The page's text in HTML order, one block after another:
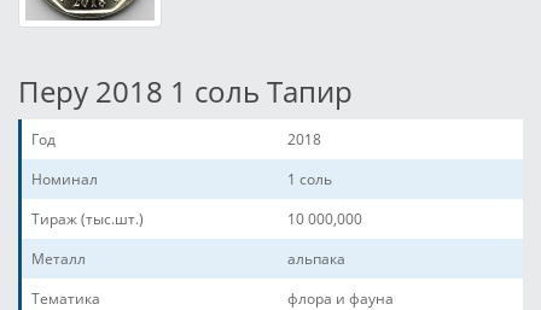
Перу 2018 1 соль Тапир
Год
2018
Номинал
1 соль
Тираж (тыс.шт.)
10 000,000
Металл
альпака
Тематика
флора и фауна